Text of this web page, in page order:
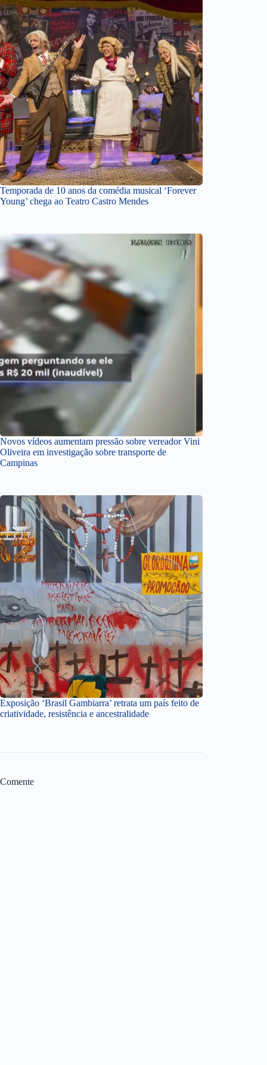
Temporada de 10 anos da comédia musical ‘Forever
Young’ chega ao Teatro Castro Mendes
Novos vídeos aumentam pressão sobre vereador Vini
Oliveira em investigação sobre transporte de
Campinas
Exposição ‘Brasil Gambiarra’ retrata um país feito de
criatividade, resistência e ancestralidade
Comente